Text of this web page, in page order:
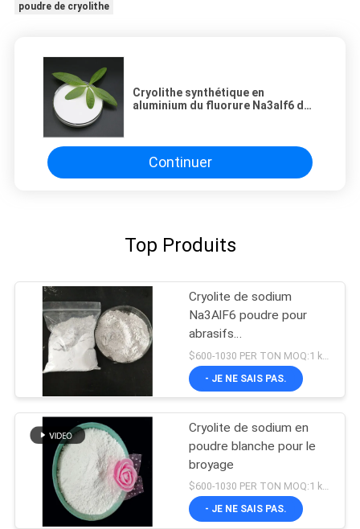
poudre de cryolithe
Cryolithe synthétique en
aluminium du fluorure Na3alf6 de
Continuer
Top Produits
Cryolite de sodium
Na3AlF6 poudre pour
abrasifs
Hexafluoroaluminate de
sodium
- JE NE SAIS PAS.
Cryolite de sodium en
poudre blanche pour le
broyage
$600-1030 PER TON MOQ:1 kg ou plus
- JE NE SAIS PAS.